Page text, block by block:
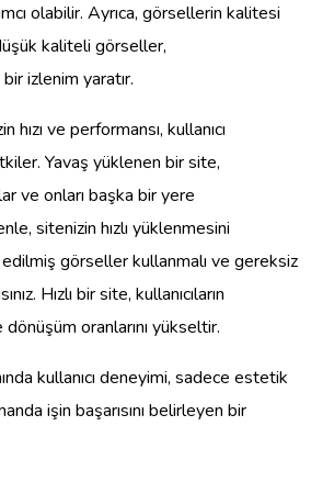
olabilir. Ayrıca, görsellerin kalitesi
kaliteli görseller,
izlenim yaratır.
ve performansı, kullanıcı
Yavaş yüklenen bir site,
ve onları başka bir yere
sitenizin hızlı yüklenmesini
görseller kullanmalı ve gereksiz
Hızlı bir site, kullanıcıların
oranlarını yükseltir.
kullanıcı deneyimi, sadece estetik
işin başarısını belirleyen bir